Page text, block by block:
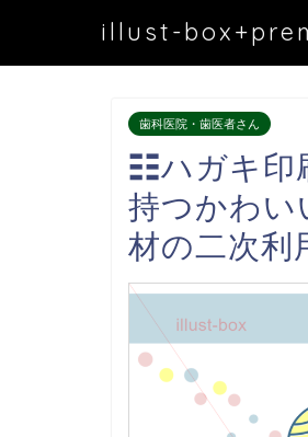
illust-
歯科医院・歯医者さん
☷ハガキ印
持つかわい
材の二次利